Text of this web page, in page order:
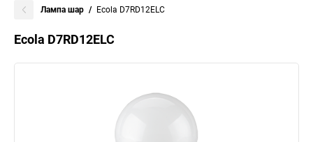
Лампа шар Ecola D7RD12ELC
Ecola D7RD12ELC